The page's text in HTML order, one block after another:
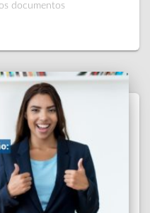
documentos